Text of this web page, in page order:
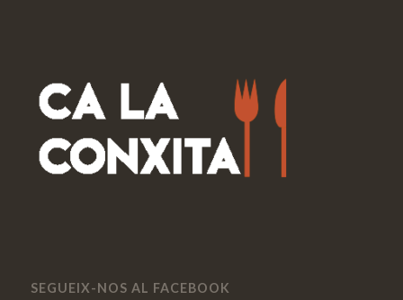
SEGUEIX-NOS AL FACEBOOK